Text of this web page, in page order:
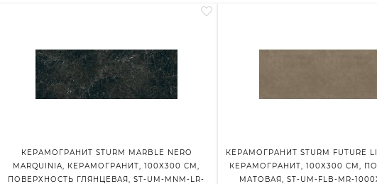
КЕРАМОГРАНИТ STURM MARBLE NERO
MARQUINIA, КЕРАМОГРАНИТ, 100Х300 СМ,
ПОВЕРХНОСТЬ ГЛЯНЦЕВАЯ, ST-UM-MNM-LR-
КЕРАМОГРАНИТ STURM FUTURE
КЕРАМОГРАНИТ, 100Х300 СМ,
МАТОВАЯ, ST-UM-FLB-MR-